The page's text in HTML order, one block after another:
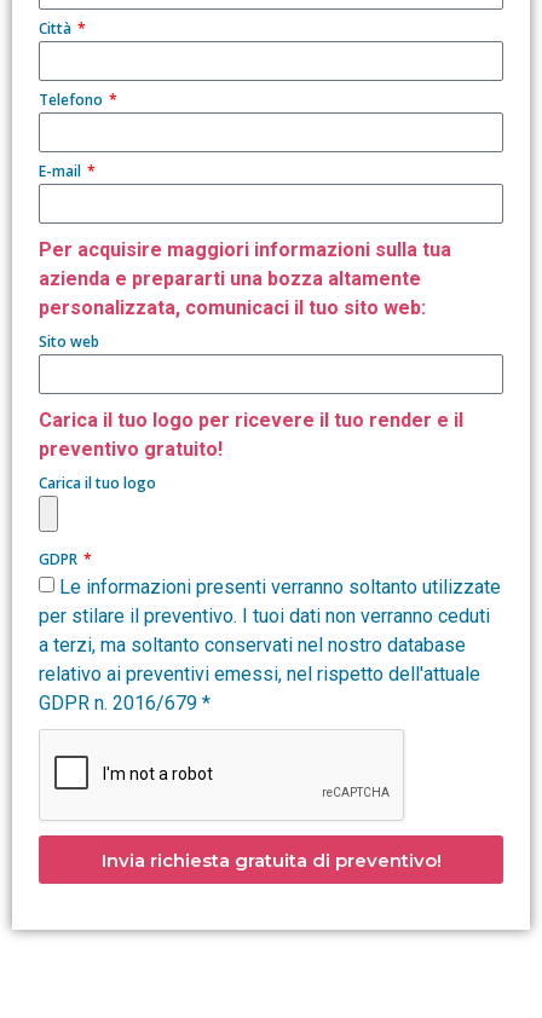
Città
Telefono
E-mail
Per acquisire maggiori informazioni sulla tua
azienda e prepararti una bozza altamente
personalizzata, comunicaci il tuo sito web:
Sito web
Carica il tuo logo per ricevere il tuo render e il
preventivo gratuito!
Carica il tuo logo
GDPR
Le informazioni presenti verranno soltanto utilizzate
per stilare il preventivo. I tuoi dati non verranno ceduti
a terzi, ma soltanto conservati nel nostro database
relativo ai preventivi emessi, nel rispetto dell'attuale
GDPR n. 2016/679 *
Invia richiesta gratuita di preventivo!